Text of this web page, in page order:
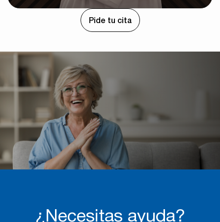
Pide tu cita
¿Necesitas ayuda?